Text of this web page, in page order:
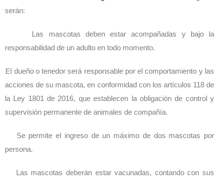
serán:
Las mascotas deben estar acompañadas y bajo la
responsabilidad de un adulto en todo momento.
El dueño o tenedor será responsable por el comportamiento y las
acciones de su mascota, en conformidad con los artículos 118 de
la Ley 1801 de 2016, que establecen la obligación de control y
supervisión permanente de animales de compañía.
Se permite el ingreso de un máximo de dos mascotas por
persona.
Las mascotas deberán estar vacunadas, contando con sus